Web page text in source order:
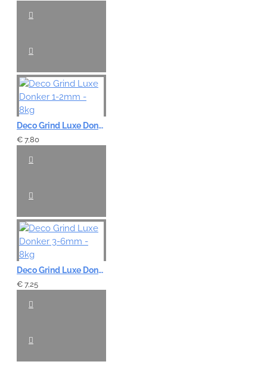
Deco Grind Luxe Donker 1-2mm - 8kg
€ 7,80
Deco Grind Luxe Donker 3-6mm - 8kg
€ 7,25